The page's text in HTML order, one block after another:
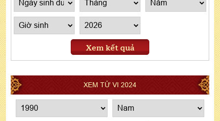
Xem kết quả
XEM TỬ VI 2024